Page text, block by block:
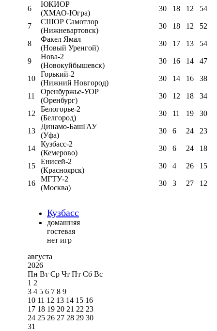
6
ЮКИОР
(ХМАО-Югра)
30 18 12 54
7
СШОР Самотлор
(Нижневартовск)
30 18 12 52
8
Факел Ямал
(Новый Уренгой)
30 17 13 54
9
Нова-2
(Новокуйбышевск)
30 16 14 47
10
Горький-2
(Нижний Новгород)
30 14 16 38
11
Оренбуржье-УОР
(Оренбург)
30 12 18 34
12
Белогорье-2
(Белгород)
30 11 19 30
13
Динамо-БашГАУ
(Уфа)
30 6 24 23
14
Кузбасс-2
(Кемерово)
30 6 24 18
15
Енисей-2
(Красноярск)
30 4 26 15
16
МГТУ-2
(Москва)
30 3 27 12
Кузбасс
домашняя
гостевая
нет игр
августа
2026
Пн Вт Ср Чт Пт Сб Вс
1 2
3 4 5 6 7 8 9
10 11 12 13 14 15 16
17 18 19 20 21 22 23
24 25 26 27 28 29 30
31